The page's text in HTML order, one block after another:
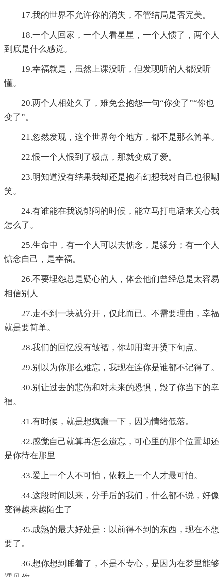
17.我的世界不允许你的消失，不管结局是否完美。
18.一个人回家，一个人看星星，一个人惯了，两个人
到底是什么感觉。
19.幸福就是，虽然上课没听，但发现听的人都没听
懂。
20.两个人相处久了，难免会抱怨一句“你变了”“你也
变了”。
21.忽然发现，这个世界每个地方，都不是那么简单。
22.恨一个人恨到了极点，那就变成了爱。
23.明知道没有结果我却还是抱着幻想我对自己也很嘲
笑。
24.有谁能在我说郁闷的时候，能立马打电话来关心我
怎么了。
25.生命中，有一个人可以去惦念，是缘分；有一个人
惦念自己，是幸福。
26.不要埋怨总是疑心的人，体会他们曾经总是太容易
相信别人
27.走不到一块就分开，仅此而已。不需要理由，幸福
就是要简单。
28.我们的回忆没有皱褶，你却用离开烫下句点。
29.别以为你那么难忘，我现在连你是谁都不记得了。
30.别让过去的悲伤和对未来的恐惧，毁了你当下的幸
福。
31.有时候，就是想疯癫一下，因为情绪低落。
32.感觉自己就算再怎么遗忘，可心里的那个位置却还
是你待在那里
33.爱上一个人不可怕，依赖上一个人才最可怕。
34.这段时间以来，分手后的我们，什么都不说，好像
变得越来越陌生了
35.成熟的最大好处是：以前得不到的东西，现在不想
要了。
36.想你想到睡着了，不是不专心，是因为在梦里能够